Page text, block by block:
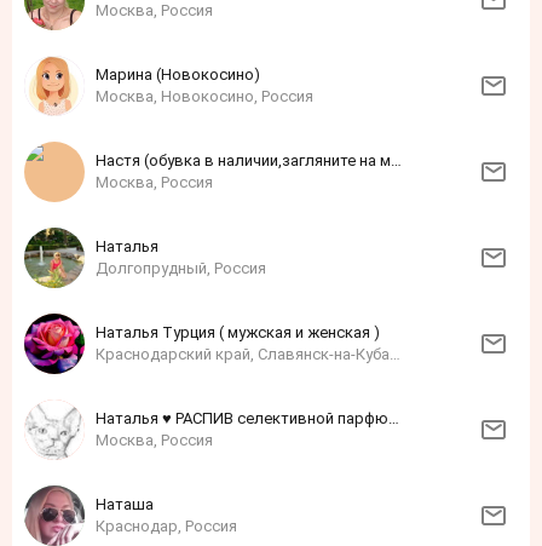
Москва, Россия
Марина (Новокосино)
Москва, Новокосино, Россия
Настя (обувка в наличии,загляните на мою ярмарку)
Москва, Россия
Наталья
Долгопрудный, Россия
Наталья Турция ( мужская и женская )
Краснодарский край, Славянск-на-Кубани, Россия
Наталья ♥ РАСПИВ селективной парфюмерии ♥ ОРИГИНАЛ
Москва, Россия
Наташа
Краснодар, Россия